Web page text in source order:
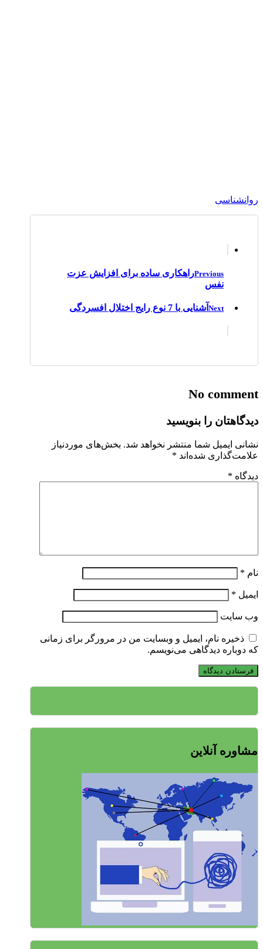
روانشناسی
Previousراهکاری ساده برای افزایش عزت
نفس
Next آشنایی با 7 نوع رایج اختلال افسردگی
No comment
دیدگاهتان را بنویسید
نشانی ایمیل شما منتشر نخواهد شد. بخش‌های موردنیاز
علامت‌گذاری شده‌اند *
دیدگاه *
نام *
ایمیل *
وب‌ سایت
ذخیره نام، ایمیل و وبسایت من در مرورگر برای زمانی
که دوباره دیدگاهی می‌نویسم.
مشاوره آنلاین